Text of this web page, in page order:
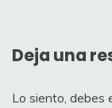
Deja una
Lo siento, debes